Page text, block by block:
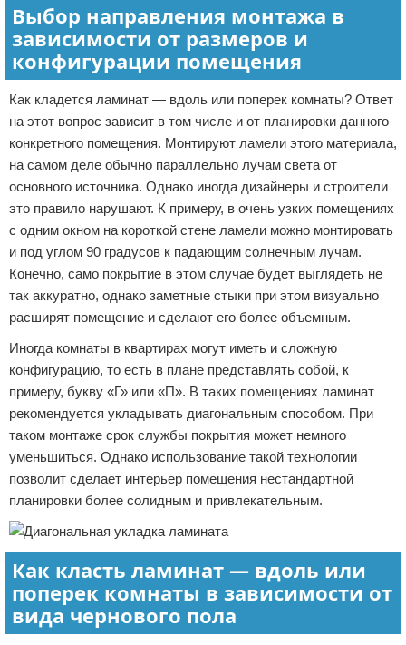
Выбор направления монтажа в
зависимости от размеров и
конфигурации помещения
Как кладется ламинат — вдоль или поперек комнаты? Ответ
на этот вопрос зависит в том числе и от планировки данного
конкретного помещения. Монтируют ламели этого материала,
на самом деле обычно параллельно лучам света от
основного источника. Однако иногда дизайнеры и строители
это правило нарушают. К примеру, в очень узких помещениях
с одним окном на короткой стене ламели можно монтировать
и под углом 90 градусов к падающим солнечным лучам.
Конечно, само покрытие в этом случае будет выглядеть не
так аккуратно, однако заметные стыки при этом визуально
расширят помещение и сделают его более объемным.
Иногда комнаты в квартирах могут иметь и сложную
конфигурацию, то есть в плане представлять собой, к
примеру, букву «Г» или «П». В таких помещениях ламинат
рекомендуется укладывать диагональным способом. При
таком монтаже срок службы покрытия может немного
уменьшиться. Однако использование такой технологии
позволит сделает интерьер помещения нестандартной
планировки более солидным и привлекательным.
Как класть ламинат — вдоль или
поперек комнаты в зависимости от
вида чернового пола